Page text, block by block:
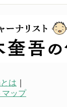
は
マップ